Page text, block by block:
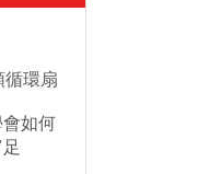
循環扇
如何